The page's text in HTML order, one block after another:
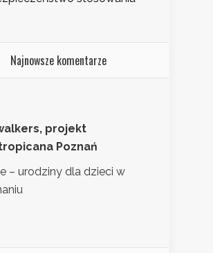
Najnowsze komentarze
projekt
Poznań
– urodziny dla dzieci w